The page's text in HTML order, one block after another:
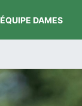
ÉQUIPE DAMES